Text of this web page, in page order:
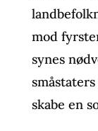
mod
synes
skabe en